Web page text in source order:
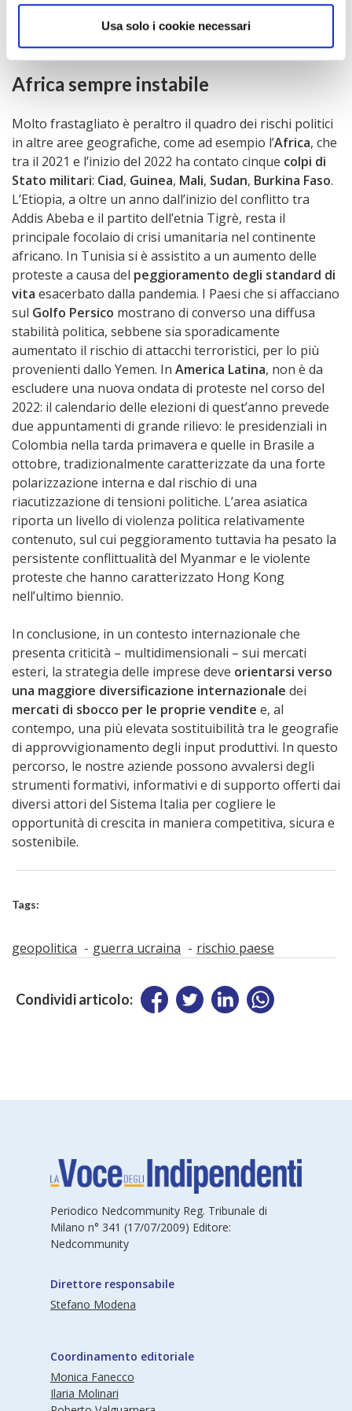
Usa solo i cookie necessari
economicadegli altri Paesi – del continente europeo e
non solo -, rallentandone la solida dinamica registrata
nel 2021.
Africa sempre instabile
Molto frastagliato è peraltro il quadro dei rischi politici
in altre aree geografiche, come ad esempio l’Africa, che
tra il 2021 e l’inizio del 2022 ha contato cinque colpi di
Stato militari: Ciad, Guinea, Mali, Sudan, Burkina Faso.
L’Etiopia, a oltre un anno dall’inizio del conflitto tra
Addis Abeba e il partito dell’etnia Tigrè, resta il
principale focolaio di crisi umanitaria nel continente
africano. In Tunisia si è assistito a un aumento delle
proteste a causa del peggioramento degli standard di
vita esacerbato dalla pandemia. I Paesi che si affacciano
sul Golfo Persico mostrano di converso una diffusa
stabilità politica, sebbene sia sporadicamente
aumentato il rischio di attacchi terroristici, per lo più
provenienti dallo Yemen. In America Latina, non è da
escludere una nuova ondata di proteste nel corso del
2022: il calendario delle elezioni di quest’anno prevede
due appuntamenti di grande rilievo: le presidenziali in
Colombia nella tarda primavera e quelle in Brasile a
ottobre, tradizionalmente caratterizzate da una forte
polarizzazione interna e dal rischio di una
riacutizzazione di tensioni politiche. L’area asiatica
riporta un livello di violenza politica relativamente
contenuto, sul cui peggioramento tuttavia ha pesato la
persistente conflittualità del Myanmar e le violente
proteste che hanno caratterizzato Hong Kong
nell’ultimo biennio.
In conclusione, in un contesto internazionale che
presenta criticità – multidimensionali – sui mercati
esteri, la strategia delle imprese deve orientarsi verso
una maggiore diversificazione internazionale dei
mercati di sbocco per le proprie vendite e, al
contempo, una più elevata sostituibilità tra le geografie
di approvvigionamento degli input produttivi. In questo
percorso, le nostre aziende possono avvalersi degli
strumenti formativi, informativi e di supporto offerti dai
diversi attori del Sistema Italia per cogliere le
opportunità di crescita in maniera competitiva, sicura e
sostenibile.
Tags:
geopolitica guerra ucraina rischio paese
Condividi articolo:
Periodico Nedcommunity Reg. Tribunale di
Milano n° 341 (17/07/2009) Editore:
Nedcommunity
Direttore responsabile
Stefano Modena
Coordinamento editoriale
Monica Fanecco
Ilaria Molinari